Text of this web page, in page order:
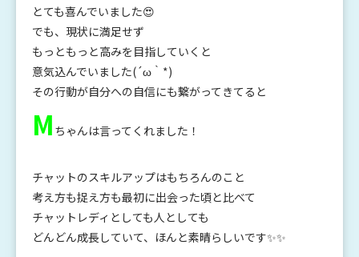
とても喜んでいました😍
でも、現状に満足せず
もっともっと高みを目指していくと
意気込んでいました(´ω｀*)
その行動が自分への自信にも繋がってきてると
M ちゃんは言ってくれました！
チャットのスキルアップはもちろんのこと
考え方も捉え方も最初に出会った頃と比べて
チャットレディとしても人としても
どんどん成長していて、ほんと素晴らしいです✨✨